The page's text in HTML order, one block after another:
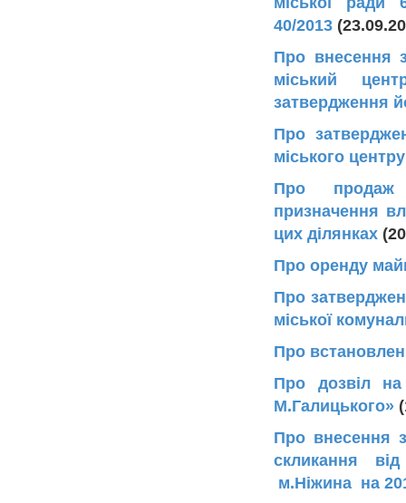
40/2013
Про внесення
міський
затвердження
Про
міського
Про продаж
призначення
цих ділянках
Про оренду
Про
міської
Про
Про дозвіл
М.Галицького»
Про внесення
скликання
м.Ніжина на